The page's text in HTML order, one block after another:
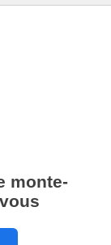
monte-